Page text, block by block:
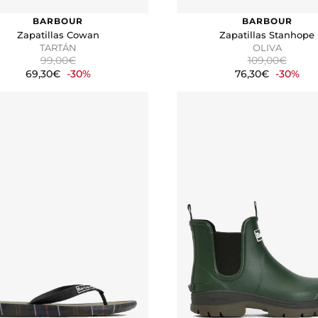
BARBOUR
Zapatillas Cowan
TARTÁN
99,00€
69,30€ -30%
BARBOUR
Zapatillas Stanhope
OLIVA
109,00€
76,30€ -30%
web recordar información que cambia la forma en
preferido o la región en la que usted se encuentra.
a los visitantes en las páginas web. La intención es
desde la sección "Configuración de cookies" al pie de la